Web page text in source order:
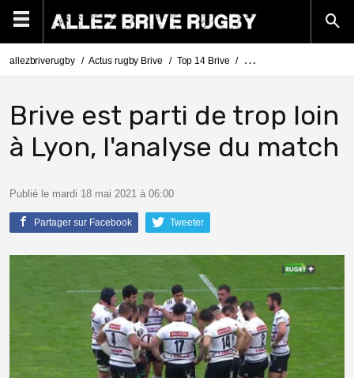
allezbriverugby Actus rugby Brive Top 14 Brive Top 14 Lyon - Brive :
Brive est parti de trop loin
à Lyon, l'analyse du match
Publié le mardi 18 mai 2021 à 06:00
Partager sur Facebook Tweeter